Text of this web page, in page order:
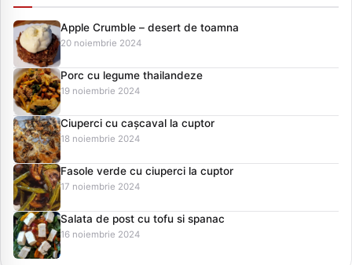
Apple Crumble – desert de toamna
20 noiembrie 2024
Porc cu legume thailandeze
19 noiembrie 2024
Ciuperci cu cașcaval la cuptor
18 noiembrie 2024
Fasole verde cu ciuperci la cuptor
17 noiembrie 2024
Salata de post cu tofu si spanac
16 noiembrie 2024